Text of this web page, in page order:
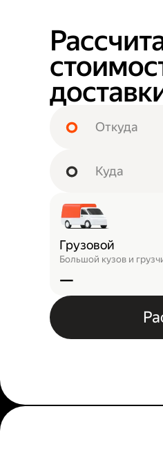
Грузовой
Большой кузов и
—